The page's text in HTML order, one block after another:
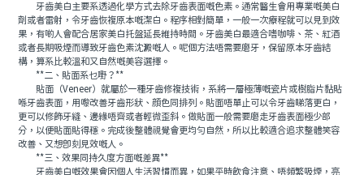
牙齒美白主要系透過化學方式去除牙齒表面嘅色素。通常醫生會用專業嘅美白
劑或者雷射，令牙齒恢複原本嘅潔白。程序相對簡單，一般一次療程就可以見到效
果，有啲人會配合居家美白托盤延長維持時間。牙齒美白最適合嗜咖啡、茶、紅酒
或者長期吸煙而導致牙齒色素沈澱嘅人。呢個方法唔需要磨牙，保留原本牙齒結
構，算系比較溫和又自然嘅美容選擇。
**二、貼面系乜嘢？**
貼面（Veneer）就屬於一種牙齒修複技術，系將一層極薄嘅瓷片或樹脂片黏貼
喺牙齒表面，用嚟改善牙齒形狀、顔色同排列。貼面唔單止可以令牙齒睇落更白，
更可以修飾牙縫、邊緣唔齊或者輕微歪斜。做貼面一般需要磨走牙齒表面極少部
分，以便貼面貼得穩。完成後整體視覺會更均勻自然，所以比較適合追求整體笑容
改善、又想即刻見效嘅人。
**三、效果同持久度方面嘅差異**
牙齒美白嘅效果會因個人生活習慣而異，如果平時飲食注意、唔頻繁吸煙，亮